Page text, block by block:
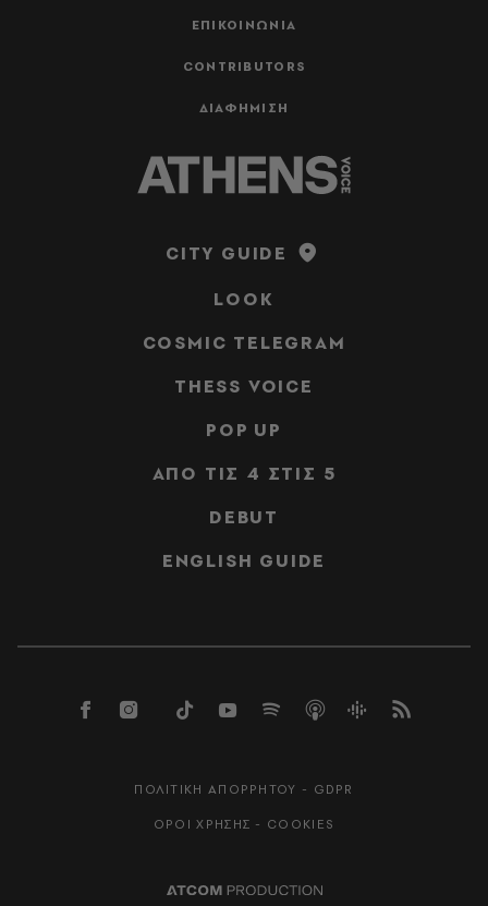
ΕΠΙΚΟΙΝΩΝΙΑ
CONTRIBUTORS
ΔΙΑΦΗΜΙΣΗ
CITY GUIDE
LOOK
COSMIC TELEGRAM
THESS VOICE
POP UP
ΑΠΟ ΤΙΣ 4 ΣΤΙΣ 5
DEBUT
ENGLISH GUIDE
ΠΟΛΙΤΙΚΗ ΑΠΟΡΡΗΤΟΥ - GDPR
ΟΡΟΙ ΧΡΗΣΗΣ - COOKIES